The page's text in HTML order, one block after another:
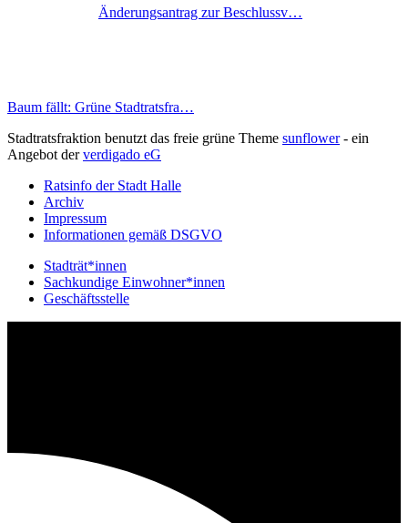
Änderungsantrag zur Beschlussv…
Baum fällt: Grüne Stadtratsfra…
Stadtratsfraktion benutzt das freie grüne Theme sunflower‐ ein
Angebot derverdigado eG
Ratsinfo der Stadt Halle
Archiv
Impressum
Informationen gemäß DSGVO
Stadträt*innen
Sachkundige Einwohner*innen
Geschäftsstelle